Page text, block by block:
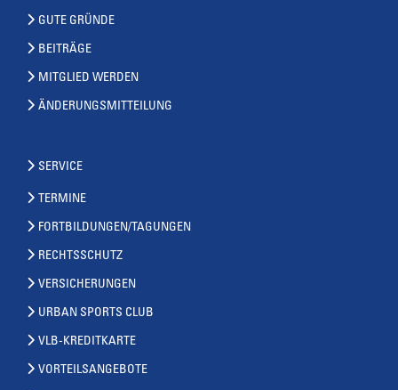
GUTE GRÜNDE
BEITRÄGE
MITGLIED WERDEN
ÄNDERUNGSMITTEILUNG
SERVICE
TERMINE
FORTBILDUNGEN/TAGUNGEN
RECHTSSCHUTZ
VERSICHERUNGEN
URBAN SPORTS CLUB
VLB-KREDITKARTE
VORTEILSANGEBOTE